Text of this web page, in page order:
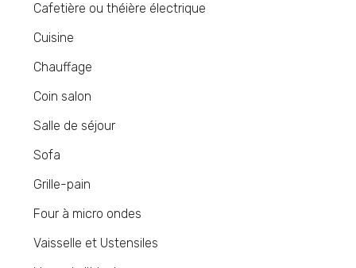
Cafetière ou théière électrique
Cuisine
Chauffage
Coin salon
Salle de séjour
Sofa
Grille-pain
Four à micro ondes
Vaisselle et Ustensiles